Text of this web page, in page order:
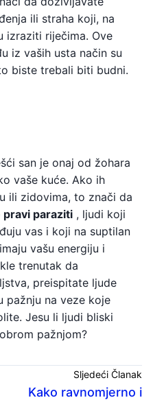
ili straha koji, na
izraziti riječima. Ove
iz vaših usta način su
biste trebali biti budni.
san je onaj od žohara
vaše kuće. Ako ih
ili zidovima, to znači da
pravi paraziti , ljudi koji
vas i koji na suptilan
vašu energiju i
trenutak da
preispitate ljude
pažnju na veze koje
Jesu li ljudi bliski
pažnjom?
Sljedeći Članak
Kako ravnomjerno i